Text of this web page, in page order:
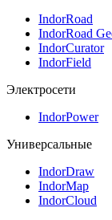
IndorRoad
IndorRoad
IndorCurator
IndorField
Электросети
IndorPower
Универсальные
IndorDraw
IndorMap
IndorCloud